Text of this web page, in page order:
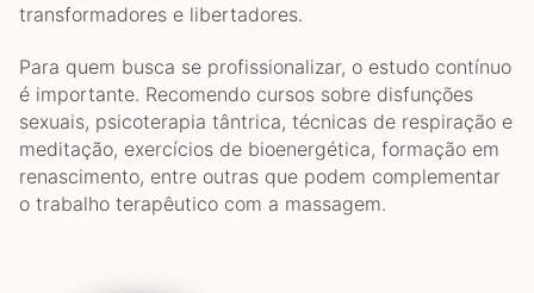
transformadores e libertadores.
Para quem busca se profissionalizar, o estudo contínuo
é importante. Recomendo cursos sobre disfunções
sexuais, psicoterapia tântrica, técnicas de respiração e
meditação, exercícios de bioenergética, formação em
renascimento, entre outras que podem complementar
o trabalho terapêutico com a massagem.